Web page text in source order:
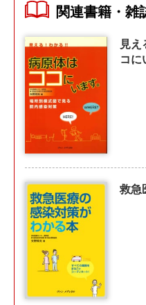
関連書籍・雑
見え
コに
救急